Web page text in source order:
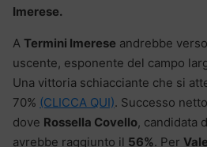
Imerese.
A Termini Imerese andrebbe
uscente, esponente del campo
Una vittoria schiacciante che si
70% (CLICCA QUI). Successo
dove Rossella Covello, candidata
avrebbe raggiunto il 56%. Per